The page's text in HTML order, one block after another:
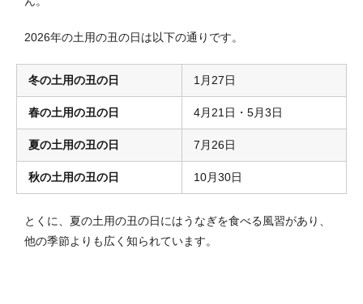
2026年の土用の丑の日は以下の通りです。
冬の土用の丑の日 1月27日
春の土用の丑の日 4月21日・5月3日
夏の土用の丑の日 7月26日
秋の土用の丑の日 10月30日
とくに、夏の土用の丑の日にはうなぎを食べる風習があり、
他の季節よりも広く知られています。